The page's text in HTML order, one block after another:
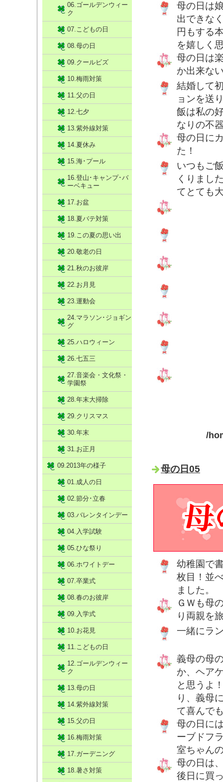
母の日は
出できな
円もする
を嬉しく
母の日は
か出来な
結婚して
ョンを送
飯は私の
なりの不
母の日に
た！
いつもご
くりまし
てとても
/
母の日05
幼稚園で
枚目！並
ました。
ＧＷも母
り両親を
一緒にラ
義母の母
か、ヘア
と思うよ
り、義母
て喜んで
母の日に
ーブドフ
室ちゃん
母の日は
後日に買
06.ゴールデンウィー
ク
07.こどもの日
08.母の日
09.クールビズ
10.梅雨対策
11.父の日
12.七夕
13.紫外線対策
14.夏休み
15.海･プール
16.登山･キャンプ･バ
ーベキュー
17.お盆
18.夏バテ対策
19.この夏の思い出
20.敬老の日
21.秋のお彼岸
22.お月見
23.運動会
24.マラソン･ジョギン
グ
25.ハロウィーン
26.七五三
27.音楽会・文化祭・
学園祭
28.年末大掃除
29.クリスマス
30.年末
31.お正月
09.2013年の様子
01.成人の日
02.節分･立春
03.バレンタインデー
04.入学試験
05.ひな祭り
06.ホワイトデー
07.卒業式
08.春のお彼岸
09.入学式
10.お花見
11.こどもの日
12.ゴールデンウィー
ク
13.母の日
14.紫外線対策
15.父の日
16.梅雨対策
17.ガーデニング
18.暑さ対策